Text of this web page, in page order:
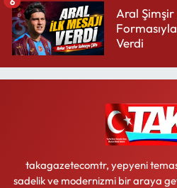
Aral
Verdi
takagazetecomtr, yepyeni
sadelik ve modernizmi bir araya